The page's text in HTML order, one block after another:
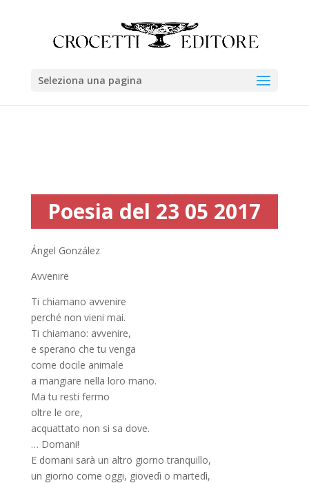
Seleziona una pagina
Poesia del 23 05 2017
Ángel González
Avvenire
Ti chiamano avvenire
perché non vieni mai.
Ti chiamano: avvenire,
e sperano che tu venga
come docile animale
a mangiare nella loro mano.
Ma tu resti fermo
oltre le ore,
acquattato non si sa dove.
… Domani!
E domani sarà un altro giorno tranquillo,
un giorno come oggi, giovedì o martedì,